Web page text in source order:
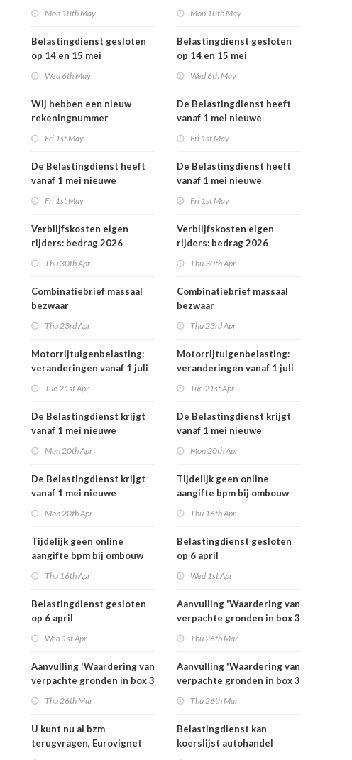
Mon 18th May
Belastingdienst gesloten
op 14 en 15 mei
Wed 6th May
Wij hebben een nieuw
rekeningnummer
Fri 1st May
De Belastingdienst heeft
vanaf 1 mei nieuwe
Fri 1st May
Verblijfskosten eigen
rijders: bedrag 2026
Thu 30th Apr
Combinatiebrief massaal
bezwaar
niet meer mogelijk
Thu 23rd Apr
Motorrijtuigenbelasting:
veranderingen vanaf 1 juli
Tue 21st Apr
De Belastingdienst krijgt
vanaf 1 mei nieuwe
Mon 20th Apr
De Belastingdienst krijgt
vanaf 1 mei nieuwe
Mon 20th Apr
Tijdelijk geen online
aangifte bpm bij ombouw
Thu 16th Apr
Belastingdienst gesloten
op 6 april
Wed 1st Apr
Aanvulling 'Waardering van
verpachte gronden in box 3
Thu 26th Mar
U kunt nu al bzm
terugvragen, Eurovignet
Mon 18th May
Belastingdienst gesloten
op 14 en 15 mei
Wed 6th May
De Belastingdienst heeft
vanaf 1 mei nieuwe
Fri 1st May
De Belastingdienst heeft
vanaf 1 mei nieuwe
Fri 1st May
Verblijfskosten eigen
rijders: bedrag 2026
Thu 30th Apr
Combinatiebrief massaal
bezwaar
niet meer mogelijk
Thu 23rd Apr
Motorrijtuigenbelasting:
veranderingen vanaf 1 juli
Tue 21st Apr
De Belastingdienst krijgt
vanaf 1 mei nieuwe
Mon 20th Apr
Tijdelijk geen online
aangifte bpm bij ombouw
Thu 16th Apr
Belastingdienst gesloten
op 6 april
Wed 1st Apr
Aanvulling 'Waardering van
verpachte gronden in box 3
Thu 26th Mar
Aanvulling 'Waardering van
verpachte gronden in box 3
Thu 26th Mar
Belastingdienst kan
koerslijst autohandel